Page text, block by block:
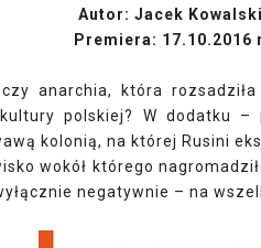
Autor: Jacek Kowalski
Premiera: 17.10.2016
anarchia, która
polskiej? W dodatku
kolonią, na której Rusini
wokół którego
negatywnie – na